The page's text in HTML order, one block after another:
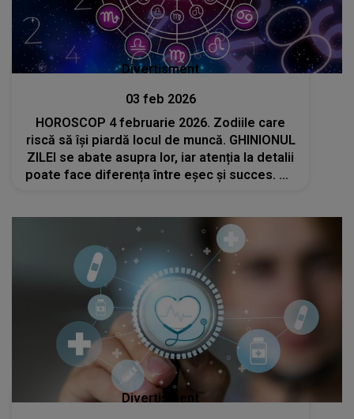
Divertisment
03 feb 2026
HOROSCOP 4 februarie 2026. Zodiile care
riscă să își piardă locul de muncă. GHINIONUL
ZILEI se abate asupra lor, iar atenția la detalii
poate face diferența între eșec și succes. UN
Divertisment